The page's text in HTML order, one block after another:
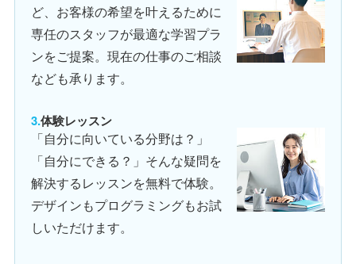
ど、お客様の希望を叶えるために
専任のスタッフが最適な学習プラ
ンをご提案。現在の仕事のご相談
なども承ります。
体験レッスン
「自分に向いている分野は？」
「自分にできる？」そんな疑問を
解決するレッスンを無料で体験。
デザインもプログラミングもお試
しいただけます。